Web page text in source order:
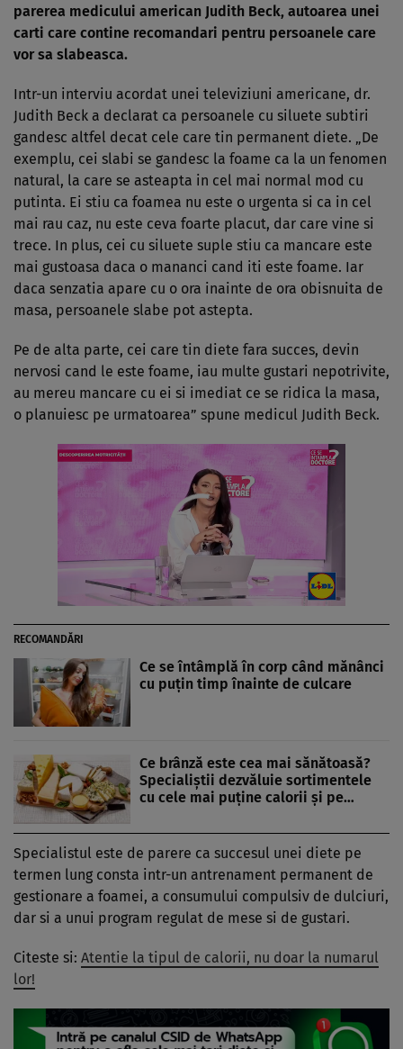
parerea medicului american Judith Beck, autoarea unei
carti care contine recomandari pentru persoanele care
vor sa slabeasca.
Intr-un interviu acordat unei televiziuni americane, dr.
Judith Beck a declarat ca persoanele cu siluete subtiri
gandesc altfel decat cele care tin permanent diete. „De
exemplu, cei slabi se gandesc la foame ca la un fenomen
natural, la care se asteapta in cel mai normal mod cu
putinta. Ei stiu ca foamea nu este o urgenta si ca in cel
mai rau caz, nu este ceva foarte placut, dar care vine si
trece. In plus, cei cu siluete suple stiu ca mancare este
mai gustoasa daca o mananci cand iti este foame. Iar
daca senzatia apare cu o ora inainte de ora obisnuita de
masa, persoanele slabe pot astepta.
Pe de alta parte, cei care tin diete fara succes, devin
nervosi cand le este foame, iau multe gustari nepotrivite,
au mereu mancare cu ei si imediat ce se ridica la masa,
o planuiesc pe urmatoarea” spune medicul Judith Beck.
RECOMANDĂRI
Ce se întâmplă în corp când mănânci
cu puțin timp înainte de culcare
Ce brânză este cea mai sănătoasă?
Specialiștii dezvăluie sortimentele
cu cele mai puține calorii și pe…
Specialistul este de parere ca succesul unei diete pe
termen lung consta intr-un antrenament permanent de
gestionare a foamei, a consumului compulsiv de dulciuri,
dar si a unui program regulat de mese si de gustari.
Citeste si: Atentie la tipul de calorii, nu doar la numarul
lor!